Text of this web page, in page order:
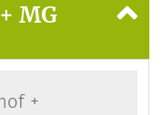
MG
+